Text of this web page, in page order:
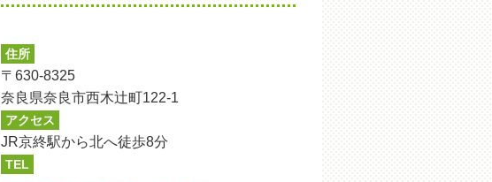
住所
〒630-8325
奈良県奈良市西木辻町122-1
アクセス
JR京終駅から北へ徒歩8分
TEL